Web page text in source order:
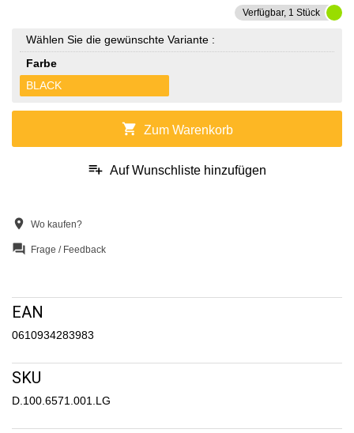
Verfügbar, 1 Stück
Wählen Sie die gewünschte Variante :
Farbe
BLACK
shopping_cart Zum Warenkorb
playlist_add Auf Wunschliste hinzufügen
location_on Wo kaufen?
question_answer Frage / Feedback
EAN
0610934283983
SKU
D.100.6571.001.LG